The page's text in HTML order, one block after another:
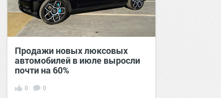
Продажи новых люксовых
автомобилей в июле выросли
почти на 60%
0 0